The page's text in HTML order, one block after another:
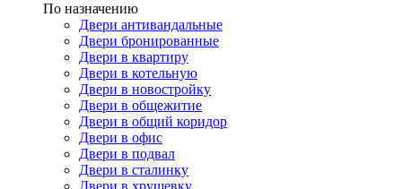
По назначению
Двери антивандальные
Двери бронированные
Двери в квартиру
Двери в котельную
Двери в новостройку
Двери в общежитие
Двери в общий коридор
Двери в офис
Двери в подвал
Двери в сталинку
Двери в хрущевку